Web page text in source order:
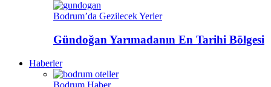
Bodrum’da Gezilecek Yerler
Gündoğan Yarımadanın En Tarihi Bölgesi
Haberler
Bodrum Haber